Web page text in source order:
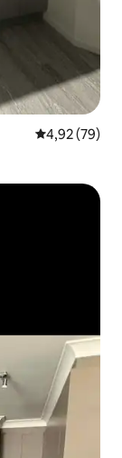
Gemiddelde
4,92 (79)